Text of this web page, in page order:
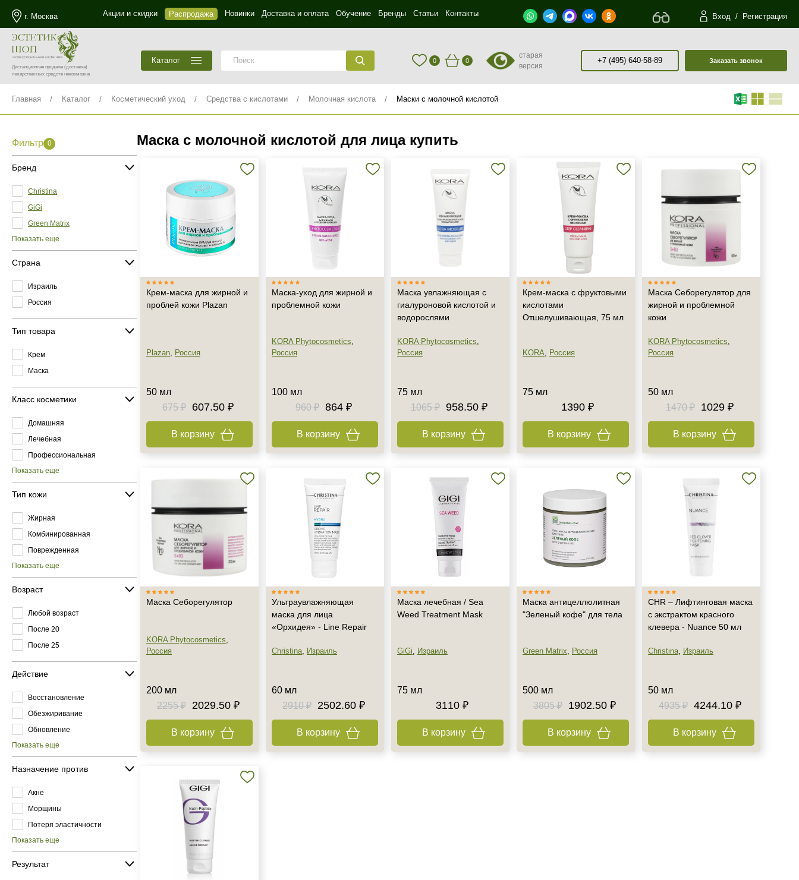
г. Москва Акции и скидки Распродажа Новинки Доставка и оплата Обучение Бренды Статьи Контакты Вход / Регистрация
Дистанционная продажа(доставка)
лекарственных средств невозможна
Каталог 0 0
старая
версия
+7 (495) 640-58-89 Заказать звонок
Главная Каталог Косметический уход Средства с кислотами Молочная кислота Маски с молочной кислотой
Фильтр 0
Бренд
Christina
GiGi
Green Matrix
Показать еще
Страна
Израиль
Россия
Тип товара
Крем
Маска
Класс косметики
Домашняя
Лечебная
Профессиональная
Показать еще
Тип кожи
Жирная
Комбинированная
Поврежденная
Показать еще
Возраст
Любой возраст
После 20
После 25
Действие
Восстановление
Обезжиривание
Обновление
Показать еще
Назначение против
Акне
Морщины
Потеря эластичности
Показать еще
Результат
Маска с молочной кислотой для лица купить
Крем-маска для жирной и
проблей кожи Plazan
Plazan, Россия
50 мл
675 ₽
607.50 ₽
В корзину
Маска-уход для жирной и
проблемной кожи
KORA Phytocosmetics,
Россия
100 мл
960 ₽
864 ₽
В корзину
Маска увлажняющая с
гиалуроновой кислотой и
водорослями
KORA Phytocosmetics,
Россия
75 мл
1065 ₽
958.50 ₽
В корзину
Крем-маска с фруктовыми
кислотами
Отшелушивающая, 75 мл
KORA, Россия
75 мл
1390 ₽
В корзину
Маска Себорегулятор для
жирной и проблемной
кожи
KORA Phytocosmetics,
Россия
50 мл
1470 ₽
1029 ₽
В корзину
Маска Себорегулятор
KORA Phytocosmetics,
Россия
200 мл
2255 ₽
2029.50 ₽
В корзину
Ультраувлажняющая
маска для лица
«Орхидея» - Line Repair
Christina, Израиль
60 мл
2910 ₽
2502.60 ₽
В корзину
Маска лечебная / Sea
Weed Treatment Mask
GiGi, Израиль
75 мл
3110 ₽
В корзину
Маска антицеллюлитная
"Зеленый кофе" для тела
Green Matrix, Россия
500 мл
3805 ₽
1902.50 ₽
В корзину
CHR – Лифтинговая маска
с экстрактом красного
клевера - Nuance 50 мл
Christina, Израиль
50 мл
4935 ₽
4244.10 ₽
В корзину